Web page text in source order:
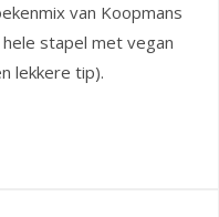
van Koopmans
stapel met vegan
lekkere tip).